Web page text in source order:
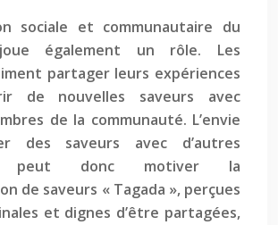
sociale et communautaire du
également un rôle. Les
partager leurs expériences
de nouvelles saveurs avec
de la communauté. L’envie
des saveurs avec d’autres
peut donc motiver la
de saveurs « Tagada », perçues
et dignes d’être partagées,